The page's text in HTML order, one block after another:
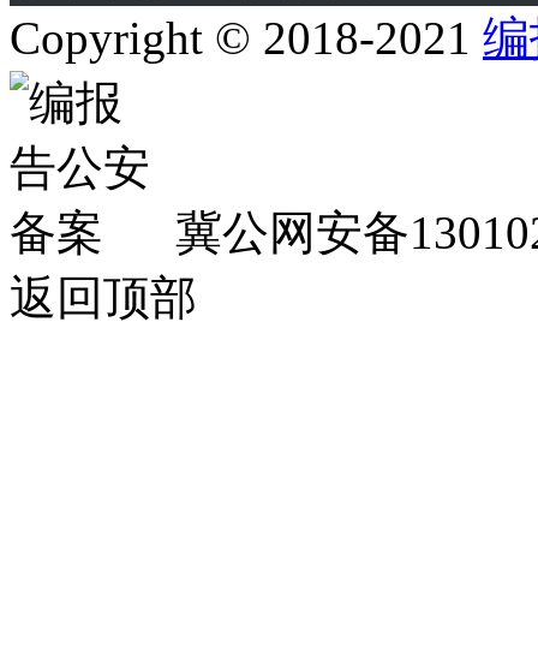
Copyright © 2018-2021
冀公网安备
返回顶部